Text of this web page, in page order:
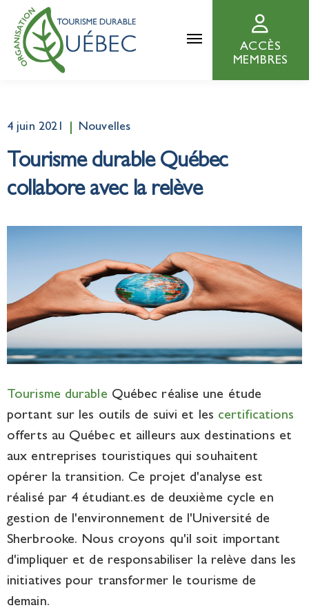
ACCÈS
MEMBRES
4 juin 2021 Nouvelles
Tourisme durable Québec
collabore avec la relève
Tourisme durable Québec réalise une étude
portant sur les outils de suivi et les certifications
offerts au Québec et ailleurs aux destinations et
aux entreprises touristiques qui souhaitent
opérer la transition. Ce projet d'analyse est
réalisé par 4 étudiant.es de deuxième cycle en
gestion de l'environnement de l'Université de
Sherbrooke. Nous croyons qu'il soit important
d'impliquer et de responsabiliser la relève dans les
initiatives pour transformer le tourisme de
demain.